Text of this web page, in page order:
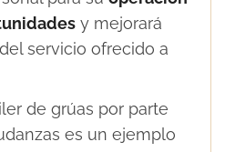
y mejorará
servicio ofrecido a
de grúas por parte
es un ejemplo